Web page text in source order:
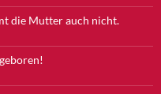
die Mutter auch nicht.